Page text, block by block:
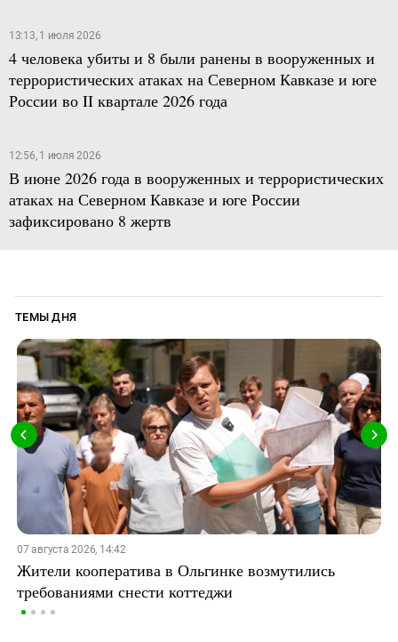
13:13, 1 июля 2026
4 человека убиты и 8 были ранены в вооруженных и
террористических атаках на Северном Кавказе и юге
России во II квартале 2026 года
12:56, 1 июля 2026
В июне 2026 года в вооруженных и террористических
атаках на Северном Кавказе и юге России
зафиксировано 8 жертв
ТЕМЫ ДНЯ
07 августа 2026, 14:42
Жители кооператива в Ольгинке возмутились
требованиями снести коттеджи